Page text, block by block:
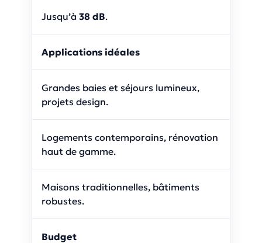
Jusqu’à 38 dB.
Applications idéales
Grandes baies et séjours lumineux,
projets design.
Logements contemporains, rénovation
haut de gamme.
Maisons traditionnelles, bâtiments
robustes.
Budget